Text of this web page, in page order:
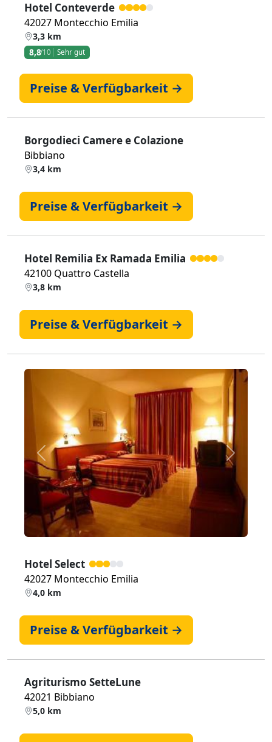
Hotel Conteverde
42027 Montecchio Emilia
3,3 km
8,8/10 Sehr gut
Preise & Verfügbarkeit →
Borgodieci Camere e Colazione
Bibbiano
3,4 km
Preise & Verfügbarkeit →
Hotel Remilia Ex Ramada Emilia
42100 Quattro Castella
3,8 km
Preise & Verfügbarkeit →
Zurück Weiter
Hotel Select
42027 Montecchio Emilia
4,0 km
Preise & Verfügbarkeit →
Agriturismo SetteLune
42021 Bibbiano
5,0 km